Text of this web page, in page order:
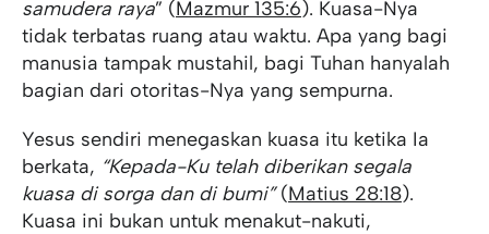
samudera raya” (Mazmur 135:6). Kuasa-Nya
tidak terbatas ruang atau waktu. Apa yang bagi
manusia tampak mustahil, bagi Tuhan hanyalah
bagian dari otoritas-Nya yang sempurna.
Yesus sendiri menegaskan kuasa itu ketika Ia
berkata, “Kepada-Ku telah diberikan segala
kuasa di sorga dan di bumi”(Matius 28:18).
Kuasa ini bukan untuk menakut-nakuti,